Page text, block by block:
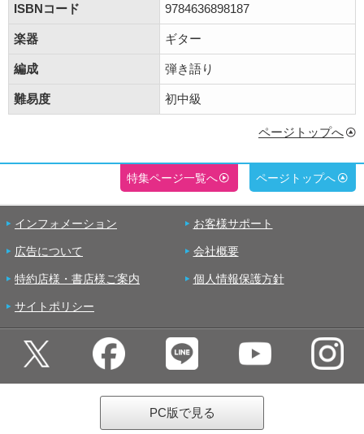
ISBNコード 9784636898187
楽器 ギター
編成 弾き語り
難易度 初中級
ページトップへ
特集ページ一覧へ ページトップへ
インフォメーション お客様サポート
広告について 会社概要
特約店様・書店様ご案内 個人情報保護方針
サイトポリシー
PC版で見る